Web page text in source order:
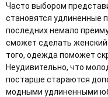
Часто выбором
становятся удлиненные
последних немало
сможет сделать женский
того, одежда поможет
Неудивительно, что
постарше стараются
модными удлиненными